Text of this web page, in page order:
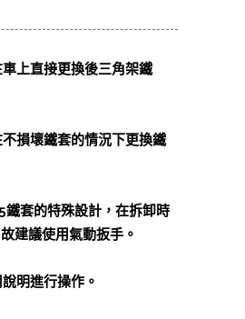
上直接更換後三角架鐵
損壞鐵套的情況下更換鐵
鐵套的特殊設計，在拆卸時
建議使用氣動扳手。
明進行操作。